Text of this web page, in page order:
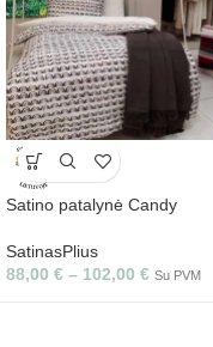
Satino patalynė Candy
SatinasPlius
88,00 € – 102,00 € Su PVM